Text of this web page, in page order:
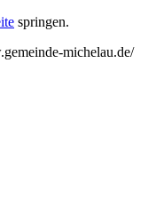
springen.
michelau.de/